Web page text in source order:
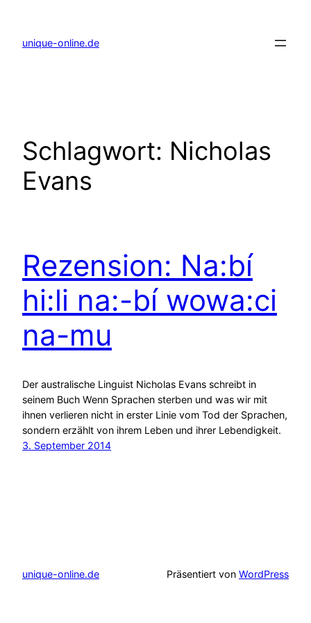
springen
unique-online.de
Schlagwort: Nicholas
Evans
Rezension: Na:bí
hi:li na:-bí wowa:ci
na-mu
Der australische Linguist Nicholas Evans schreibt in
seinem Buch Wenn Sprachen sterben und was wir mit
ihnen verlieren nicht in erster Linie vom Tod der Sprachen,
sondern erzählt von ihrem Leben und ihrer Lebendigkeit.
3. September 2014
unique-online.de Präsentiert von WordPress